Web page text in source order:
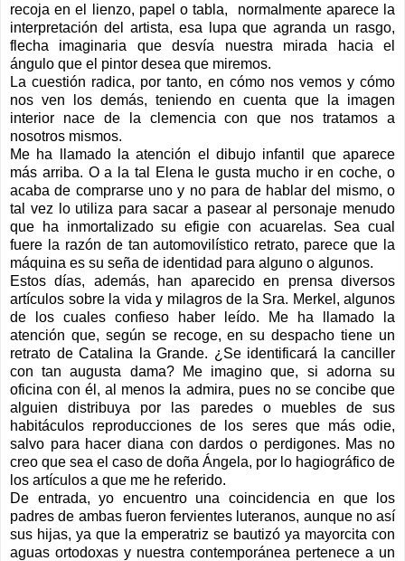
recoja en el lienzo, papel o tabla,
normalmente aparece la
interpretación del artista, esa lupa que agranda un rasgo,
flecha imaginaria que desvía nuestra mirada hacia el
ángulo que el pintor desea que miremos.
La cuestión radica, por tanto, en cómo nos vemos y cómo
nos ven los demás, teniendo en cuenta que la imagen
interior nace de la clemencia con que nos tratamos a
nosotros mismos.
Me ha llamado la atención el dibujo infantil que aparece
más arriba. O a la tal Elena le gusta mucho ir en coche, o
acaba de comprarse uno y no para de hablar del mismo, o
tal vez lo utiliza para sacar a pasear al personaje menudo
que ha inmortalizado su efigie con acuarelas. Sea cual
fuere la razón de tan automovilístico retrato, parece que la
máquina es su seña de identidad para alguno o algunos.
Estos días, además, han aparecido en prensa diversos
artículos sobre la vida y milagros de la Sra. Merkel, algunos
de los cuales confieso haber leído. Me ha llamado la
atención que, según se recoge, en su despacho tiene un
retrato de Catalina la Grande. ¿Se identificará la canciller
con tan augusta dama? Me imagino que, si adorna su
oficina con él, al menos la admira, pues no se concibe que
alguien distribuya por las paredes o muebles de sus
habitáculos reproducciones de los seres que más odie,
salvo para hacer diana con dardos o perdigones. Mas no
creo que sea el caso de doña Ángela, por lo hagiográfico de
los artículos a que me he referido.
De entrada, yo encuentro una coincidencia en que los
padres de ambas fueron fervientes luteranos, aunque no así
sus hijas, ya que la emperatriz se bautizó ya mayorcita con
aguas ortodoxas y nuestra contemporánea pertenece a un